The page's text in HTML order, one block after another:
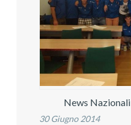
News Nazionali
30 Giugno 2014